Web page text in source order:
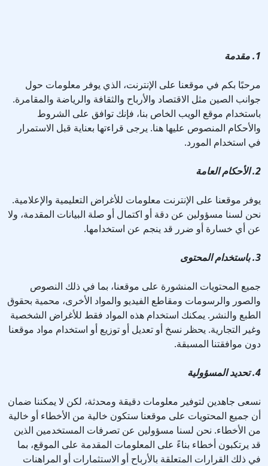
1. مقدمة
مرحبًا بكم في موقعنا على الإنترنت، الذي يوفر معلومات حول
جوانب الصين مثل الاقتصاد والأرباح والثقافة والرياضة والمقامرة.
باستخدام موقع الويب الخاص بنا، فإنك توافق على الشروط
والأحكام المنصوص عليها هنا. يرجى قراءتها بعناية قبل الاستمرار
في استخدام المورد.
2. الأحكام العامة
يوفر موقعنا على الإنترنت معلومات للأغراض التعليمية والإعلامية.
نحن لسنا مسؤولين عن دقة أو اكتمال أو صلة البيانات المقدمة، ولا
عن أي خسارة أو ضرر قد ينجم عن استخدامها.
3. باستخدام المحتوى
جميع المحتويات المنشورة على موقعنا، بما في ذلك النصوص
والصور والرسومات ومقاطع الفيديو والمواد الأخرى، محمية بحقوق
الطبع والنشر. يمكنك استخدام هذه المواد فقط للأغراض الشخصية
وغير التجارية. يحظر نسخ أو تعديل أو توزيع أو استخدام مواد موقعنا
دون موافقتنا المسبقة.
4. تحديد المسؤولية
نسعى جاهدين لتوفير معلومات دقيقة ومحدثة، لكن لا يمكننا ضمان
أن جميع المحتويات على موقعنا ستكون خالية من الأخطاء أو خالية
من الأخطاء. نحن لسنا مسؤولين عن تصرفات المستخدمين الذين
قد يرتكبون أخطاء بناءً على المعلومات المقدمة على الموقع، بما
في ذلك القرارات المتعلقة بالأرباح أو الاستثمارات أو المراهنات